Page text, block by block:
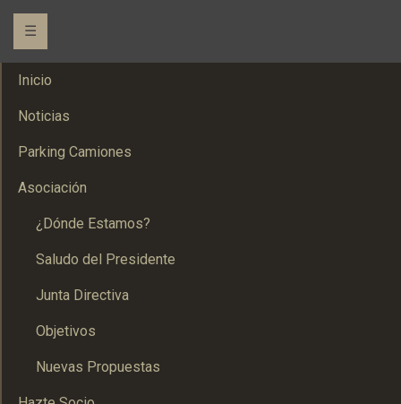
☰
Inicio
Noticias
Parking Camiones
Asociación
¿Dónde Estamos?
Saludo del Presidente
Junta Directiva
Objetivos
Nuevas Propuestas